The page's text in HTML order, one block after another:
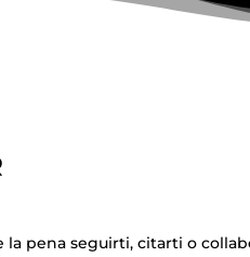
pena seguirti, citarti o